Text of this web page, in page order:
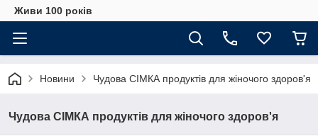
Живи 100 років
Новини Чудова СІМКА продуктів для жіночого здоров'я
Чудова СІМКА продуктів для жіночого здоров'я